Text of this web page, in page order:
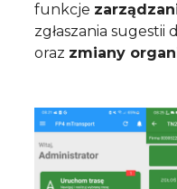
funkcje
zgłaszania sugestii
oraz zmiany